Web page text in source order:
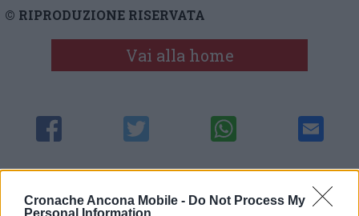
Cronache Ancona Mobile - Do Not Process My
Personal Information
© RIPRODUZIONE RISERVATA
Vai alla home
Commenti